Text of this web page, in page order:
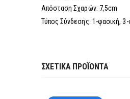
Απόσταση Σχαρών: 7,5cm
Τύπος Σύνδεσης: 1-φασική, 3-
ΣΧΕΤΙΚΆ ΠΡΟΪΌΝΤΑ